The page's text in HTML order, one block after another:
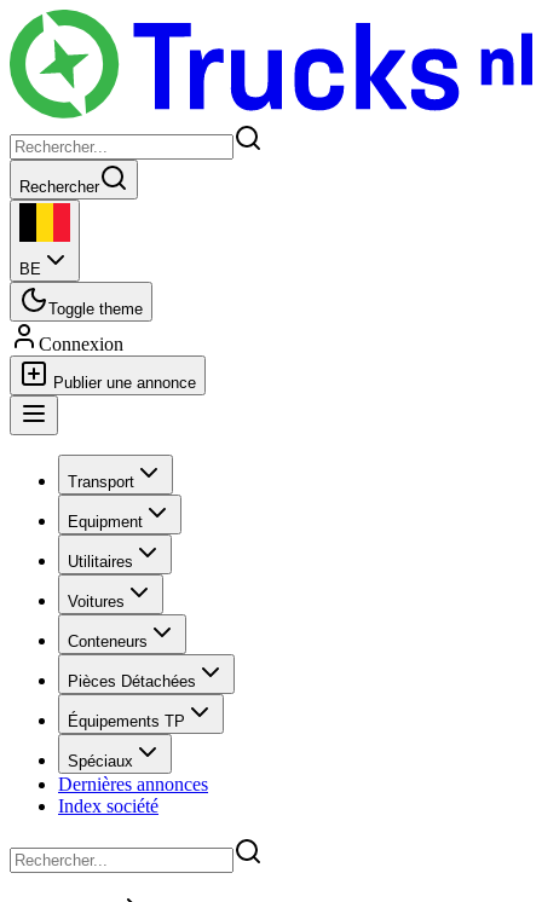
Rechercher
BE
Toggle theme
Connexion
Publier une annonce
Transport
Equipment
Utilitaires
Voitures
Conteneurs
Pièces Détachées
Équipements TP
Spéciaux
Dernières annonces
Index société